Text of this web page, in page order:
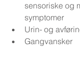
sensoriske og
symptomer
Urin- og
Gangvansker